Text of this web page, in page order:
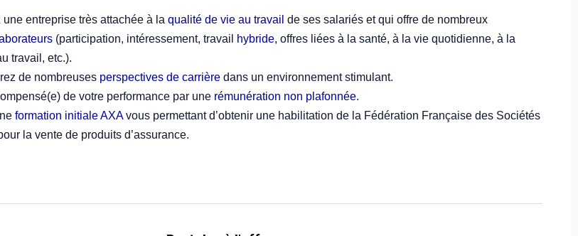
entreprise très attachée à la qualité de vie au travail de ses salariés et qui offre de nombreux
(participation, intéressement, travail hybride, offres liées à la santé, à la vie quotidienne, à la
travail, etc.).
de nombreuses perspectives de carrière dans un environnement stimulant.
de votre performance par une rémunération non plafonnée.
formation initiale AXAvous permettant d’obtenir une habilitation de la Fédération Française des Sociétés
la vente de produits d’assurance.